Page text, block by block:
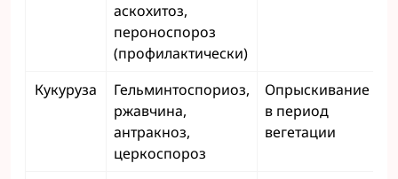
аскохитоз,
пероноспороз
(профилактически)
Кукуруза
Гельминтоспориоз,
ржавчина,
антракноз,
церкоспороз
Опрыскивание
в период
вегетации